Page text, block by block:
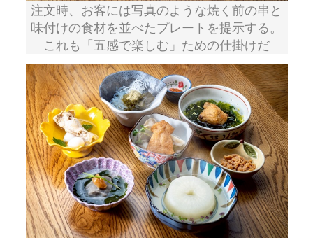
注文時、お客には写真のような焼く前の串と
味付けの食材を並べたプレートを提示する。
これも「五感で楽しむ」ための仕掛けだ